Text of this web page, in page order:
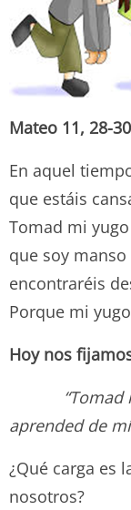
Mateo 11, 28-30
En aquel
que estáis
Tomad mi
que soy
encontraréis
Porque mi
Hoy nos
aprended de
¿Qué carga es
nosotros?